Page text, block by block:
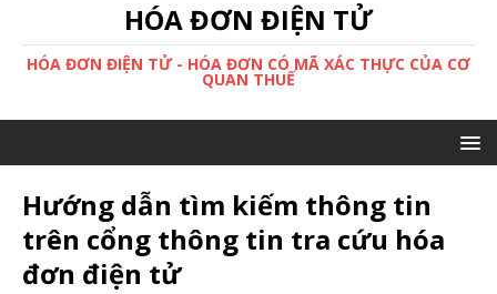
HÓA ĐƠN ĐIỆN TỬ
HÓA ĐƠN ĐIỆN TỬ - HÓA ĐƠN CÓ MÃ XÁC THỰC CỦA CƠ
QUAN THUẾ
Hướng dẫn tìm kiếm thông tin
trên cổng thông tin tra cứu hóa
đơn điện tử